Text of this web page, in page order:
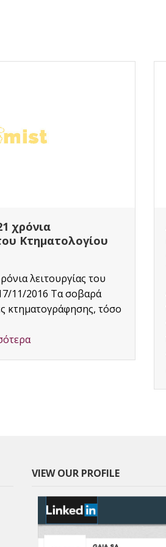
χρόνια
Κτηματολογίου
λειτουργίας του
11/2016 Τα σοβαρά
κτηματογράφησης, τόσο
VIEW OUR PROFILE